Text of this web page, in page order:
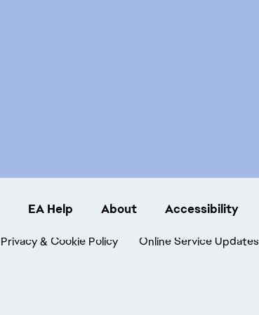
EA Help About Accessibility
Privacy & Cookie Policy Online Service Updates